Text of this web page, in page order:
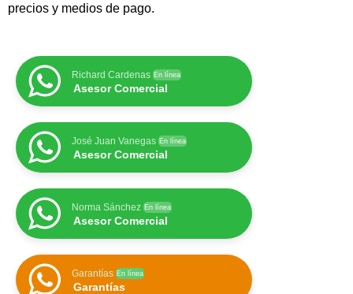
precios y medios de pago.
Richard Cardenas En línea
Asesor Comercial
José Juan Vanegas En línea
Asesor Comercial
Norma Sánchez En línea
Asesor Comercial
Garantías En línea
Garantías